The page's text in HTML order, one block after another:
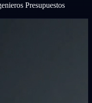
Presupuestos